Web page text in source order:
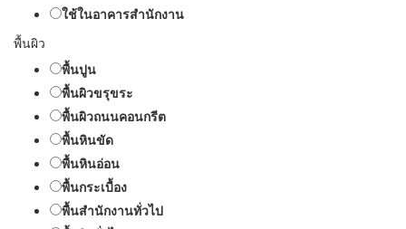
ใช้ในอาคารสำนักงาน
พื้นผิว
พื้นปูน
พื้นผิวขรุขระ
พื้นผิวถนนคอนกรีต
พื้นหินขัด
พื้นหินอ่อน
พื้นกระเบื้อง
พื้นสำนักงานทั่วไป